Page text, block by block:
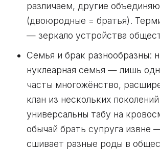
различаем, другие
(двоюродные = братья).
— зеркало устройства
Семья и брак разнообразны:
нуклеарная семья — лишь
часты многожёнство,
клан из нескольких
универсальны табу на
обычай брать супруга извне
сшивает разные роды в